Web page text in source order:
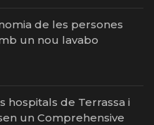
de les persones
un nou lavabo
hospitals de Terrassa i
un Comprehensive